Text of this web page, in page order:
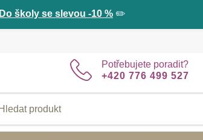
Do školy se slevou -10 % ✏️
Potřebujete poradit?
+420 776 499 527